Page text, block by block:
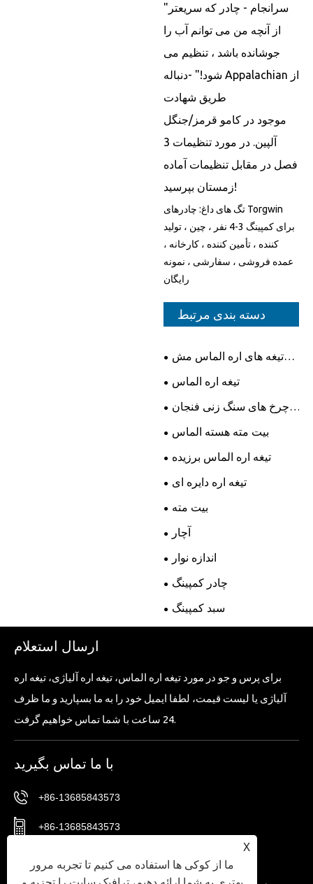
"سرانجام - چادر که سریعتر
از آنچه من می توانم آب را
جوشانده باشد ، تنظیم می
شود!" -دنباله Appalachian از
طریق شهادت
موجود در کامو قرمز/جنگل
آلپین. در مورد تنظیمات 3
فصل در مقابل تنظیمات آماده
زمستان بپرسید!
تگ های داغ: چادرهای Torgwin
برای کمپینگ 3-4 نفر ، چین ، تولید
کننده ، تأمین کننده ، کارخانه ،
عمده فروشی ، سفارشی ، نمونه
رایگان
دسته بندی مرتبط
تیغه های اره الماس مش
ایکس
تیغه اره الماس
چرخ های سنگ زنی فنجان
الماس
بیت مته هسته الماس
تیغه اره الماس برزیده
تیغه اره دایره ای
بیت مته
آچار
اندازه نوار
چادر کمپینگ
سبد کمپینگ
ارسال استعلام
برای پرس و جو در مورد تیغه اره الماس، تیغه اره آلیاژی، تیغه اره
آلیاژی یا لیست قیمت، لطفا ایمیل خود را به ما بسپارید و ما ظرف
24 ساعت با شما تماس خواهیم گرفت.
با ما تماس بگیرید
+86-13685843573
+86-13685843573
X
ما از کوکی ها استفاده می کنیم تا تجربه مرور